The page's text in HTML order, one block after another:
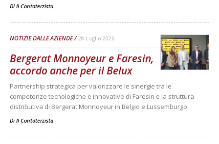
Di Il Contoterzista
NOTIZIE DALLE AZIENDE 28 Luglio 2026
Bergerat Monnoyeur e Faresin,
accordo anche per il Belux
Partnership strategica per valorizzare le sinergie tra le
competenze tecnologiche e innovative di Faresin e la struttura
distributiva di Bergerat Monnoyeur in Belgio e Lussemburgo
Di Il Contoterzista